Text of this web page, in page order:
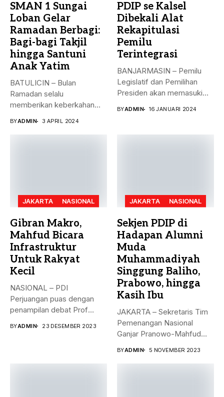
SMAN 1 Sungai
Loban Gelar
Ramadan Berbagi:
Bagi-bagi Takjil
hingga Santuni
Anak Yatim
BATULICIN – Bulan
Ramadan selalu
memberikan keberkahan
BYADMIN 3 APRIL 2024
PDIP se Kalsel
Dibekali Alat
Rekapitulasi
Pemilu
Terintegrasi
BANJARMASIN – Pemilu
Legislatif dan Pemilihan
Presiden akan memasuki
BYADMIN 16 JANUARI 2024
JAKARTA NASIONAL
Gibran Makro,
Mahfud Bicara
Infrastruktur
Untuk Rakyat
Kecil
NASIONAL – PDI
Perjuangan puas dengan
penampilan debat Prof
BYADMIN 23 DESEMBER 2023
JAKARTA NASIONAL
Sekjen PDIP di
Hadapan Alumni
Muda
Muhammadiyah
Singgung Baliho,
Prabowo, hingga
Kasih Ibu
JAKARTA – Sekretaris Tim
Pemenangan Nasional
Ganjar Pranowo-Mahfud
BYADMIN 5 NOVEMBER 2023